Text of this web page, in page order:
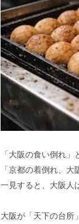
「大阪の食い倒れ
「京都の着倒れ、
一見すると、大阪人
大阪が「天下の台所